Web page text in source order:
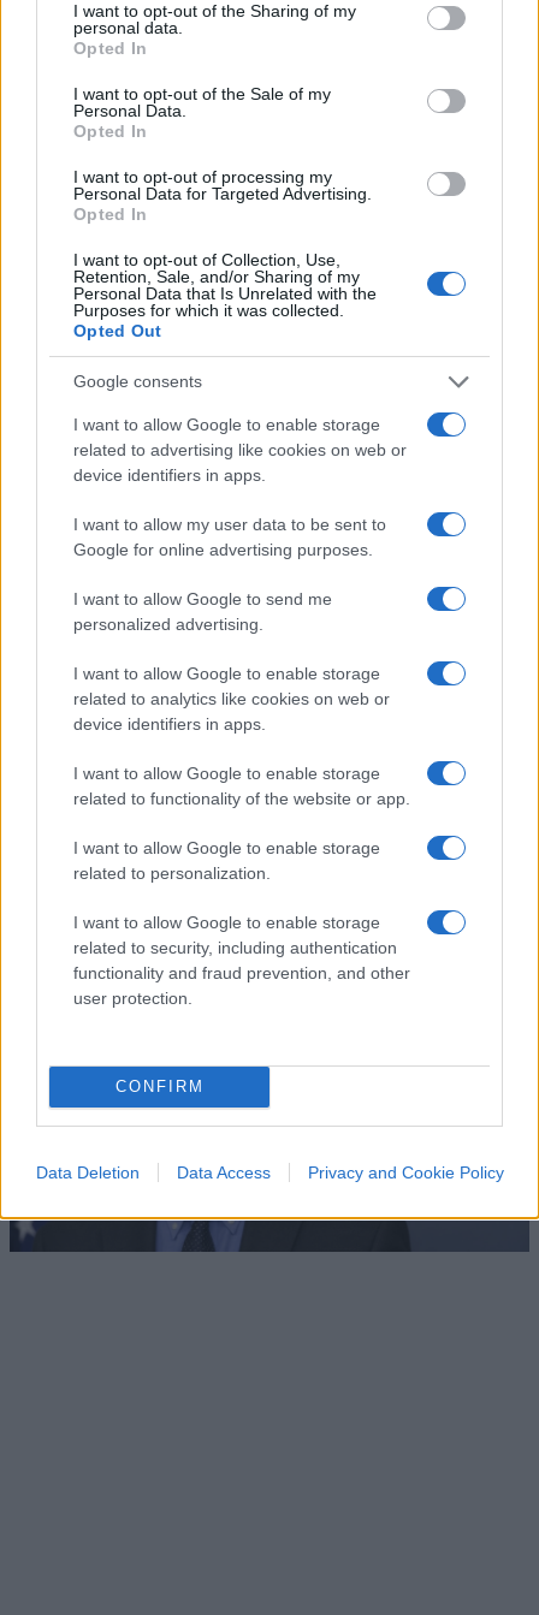
I want to opt-out of the Sharing of my
personal data.
Opted In
I want to opt-out of the Sale of my
Personal Data.
Opted In
I want to opt-out of processing my
Personal Data for Targeted Advertising.
Opted In
I want to opt-out of Collection, Use,
Retention, Sale, and/or Sharing of my
Personal Data that Is Unrelated with the
Purposes for which it was collected.
Opted Out
Google consents
I want to allow Google to enable storage
related to advertising like cookies on web or
device identifiers in apps.
I want to allow my user data to be sent to
Google for online advertising purposes.
I want to allow Google to send me
personalized advertising.
I want to allow Google to enable storage
related to analytics like cookies on web or
device identifiers in apps.
I want to allow Google to enable storage
related to functionality of the website or app.
I want to allow Google to enable storage
related to personalization.
I want to allow Google to enable storage
related to security, including authentication
functionality and fraud prevention, and other
user protection.
CONFIRM
Data Deletion Data Access Privacy and Cookie Policy
propri cittadini vittime dei fatti perseguiti sono
idonei a conferire la qualità di parte lesa”, fanno
Il caso arriva dopo le polemiche e gli scontri
diplomatici sullefatture che gli ospedali svizzeri
avevano inviato alle famiglie dei feriti italiani
migliaia di euro per poche ore di ricovero.Alla
fine i due Paesi hanno trovato un accordo.
Fauci ora è nei guai: accusato
di oltraggio al Congresso
Usa ora rischia il processo: cosa succede
6 Agosto 2026, 17:42
2.6k